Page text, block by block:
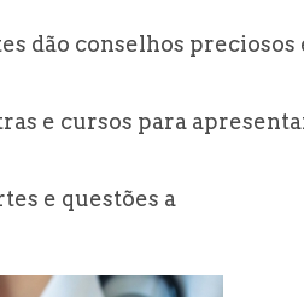
dão conselhos preciosos
e cursos para
e questões a